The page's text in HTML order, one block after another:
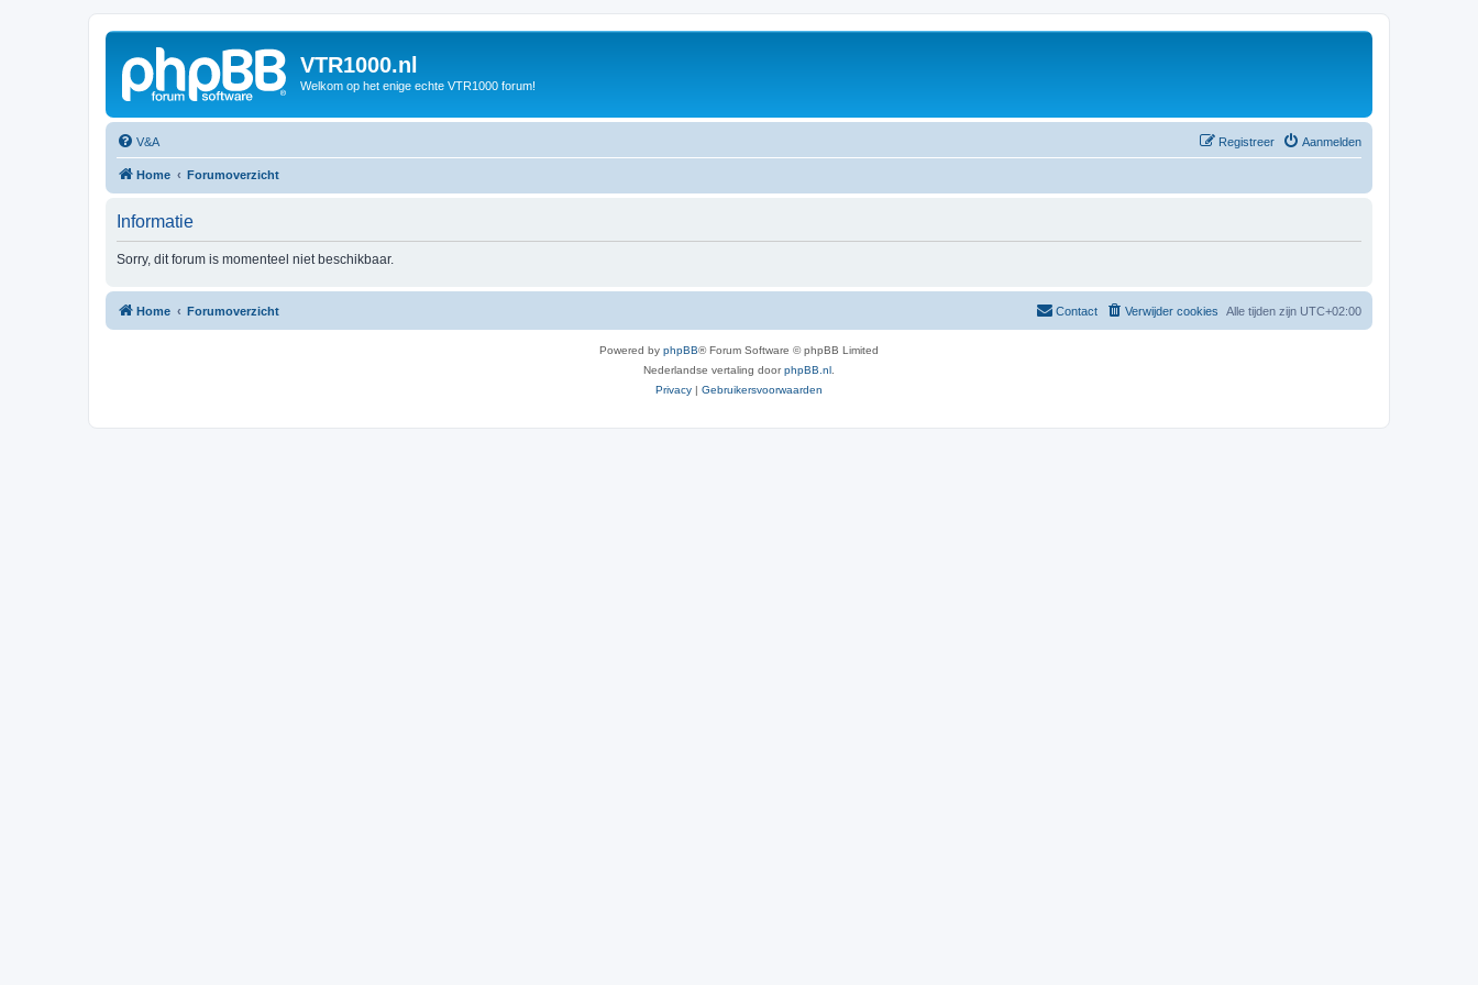
VTR1000.nl
Welkom op het enige echte VTR1000 forum!
V&A Aanmelden
Registreer
Home Forumoverzicht
Informatie
Sorry, dit forum is momenteel niet beschikbaar.
Home Forumoverzicht Alle tijden zijn UTC+02:00
Verwijder cookies
Contact
Powered by phpBB® Forum Software © phpBB Limited
Nederlandse vertaling doorphpBB.nl
Privacy | Gebruikersvoorwaarden